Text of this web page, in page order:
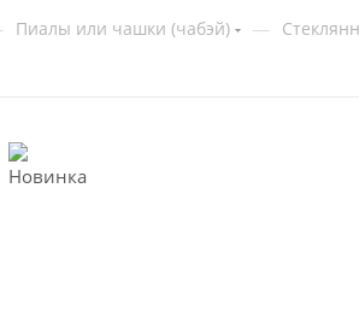
Пиалы или чашки (чабэй) —